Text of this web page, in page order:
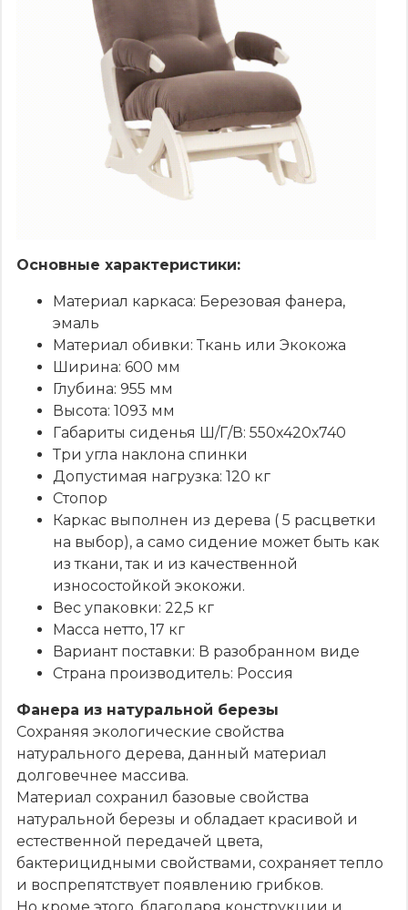
Основные характеристики:
Материал каркаса: Березовая фанера,
эмаль
Материал обивки: Ткань или Экокожа
Ширина: 600 мм
Глубина: 955 мм
Высота: 1093 мм
Габариты сиденья Ш/Г/В: 550х420х740
Три угла наклона спинки
Допустимая нагрузка: 120 кг
Стопор
Каркас выполнен из дерева ( 5 расцветки
на выбор), а само сидение может быть как
из ткани, так и из качественной
износостойкой экокожи.
Вес упаковки: 22,5 кг
Масса нетто, 17 кг
Вариант поставки: В разобранном виде
Страна производитель: Россия
Фанера из натуральной березы
Сохраняя экологические свойства
натурального дерева, данный материал
долговечнее массива.
Материал сохранил базовые свойства
натуральной березы и обладает красивой и
естественной передачей цвета,
бактерицидными свойствами, сохраняет тепло
и воспрепятствует появлению грибков.